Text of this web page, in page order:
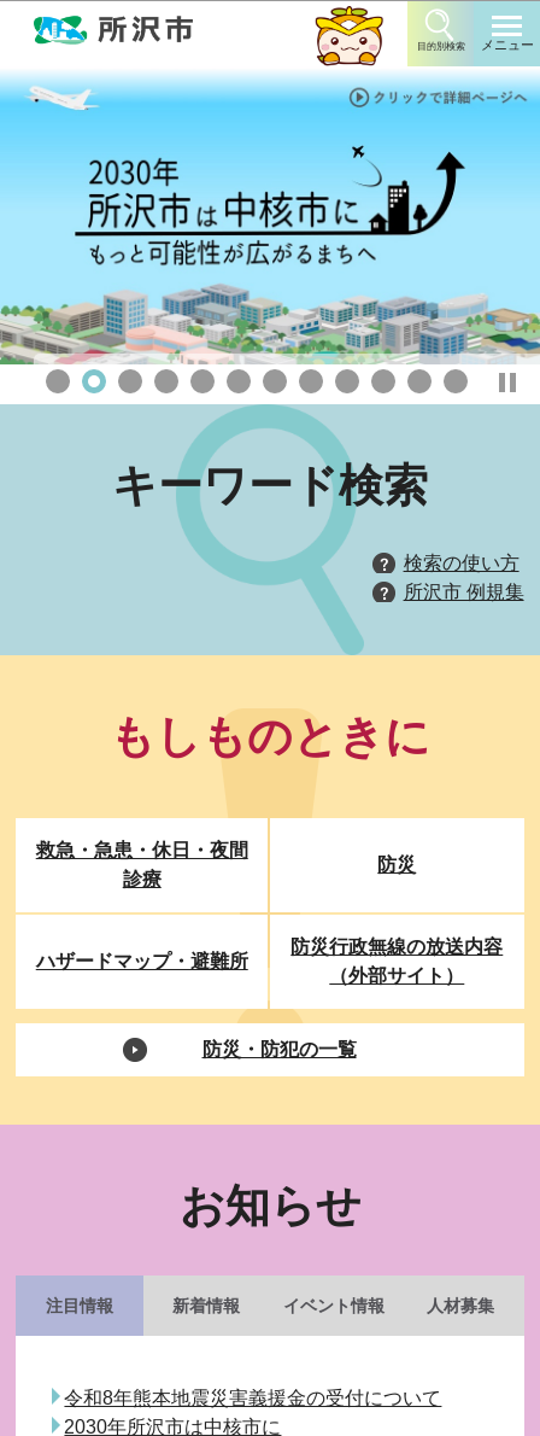
このページの本文へ移動
目的別検索 メニュー
2 10 11
もしものときに
救急・急患・休日・夜間
診療
防災
ハザードマップ・避難所
防災行政無線の放送内容
（外部サイト）
防災・防犯の一覧
キーワード検索
検索の使い方
所沢市 例規集
お知らせ
注目情報 新着情報 イベント情報 人材募集
令和8年熊本地震災害義援金の受付について
2030年所沢市は中核市に